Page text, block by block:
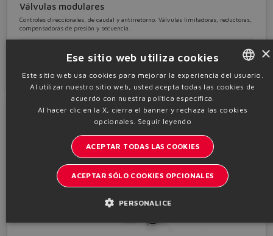
Válvulas modulares
Controles direccionales, de caudal y antirretorno. Válvulas limitadoras, reductoras,
compensadoras de presión y secuencia.
Detalles
ENGLISH
ITALIAN
×
Ese sitio web utiliza cookies
Este sitio web usa cookies para mejorar la experiencia del usuario.
Al utilizar nuestro sitio web, usted acepta todas las cookies de
acuerdo con nuestra política específica.
Al hacer clic en la X, cierra el banner y rechaza las cookies
opcionales. Seguir leyendo
ACEPTAR TODAS LAS COOKIES
ACEPTAR SÓLO COOKIES OPCIONALES
PERSONALICE